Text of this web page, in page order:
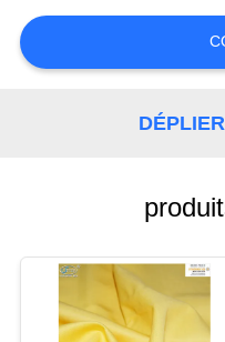
UNE
CITATION
PRIVACY
POLICY